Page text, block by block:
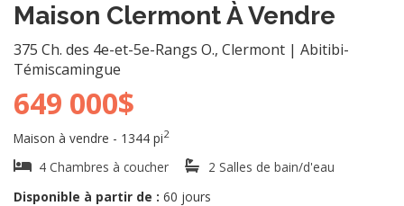
Maison Clermont À Vendre
375 Ch. des 4e-et-5e-Rangs O., Clermont | Abitibi-
Témiscamingue
649 000$
Maison à vendre - 1344 pi2
4 Chambres à coucher
2 Salles de bain/d'eau
Disponible à partir de : 60 jours